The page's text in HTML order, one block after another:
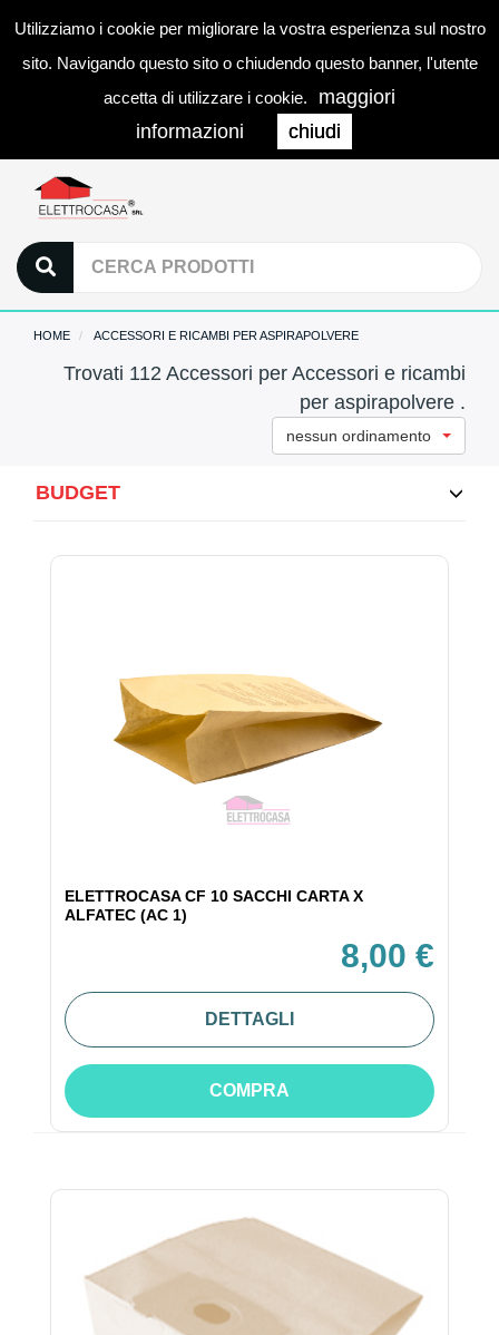
Utilizziamo i cookie per migliorare la vostra esperienza sul nostro
sito. Navigando questo sito o chiudendo questo banner, l'utente
accetta di utilizzare i cookie.
maggiori
informazioni
chiudi
0
HOME ACCESSORI E RICAMBI PER ASPIRAPOLVERE
Trovati 112 Accessori per Accessori e ricambi
per aspirapolvere .
nessun ordinamento
BUDGET
ELETTROCASA CF 10 SACCHI CARTA X
ALFATEC (AC 1)
8,00 €
DETTAGLI
COMPRA